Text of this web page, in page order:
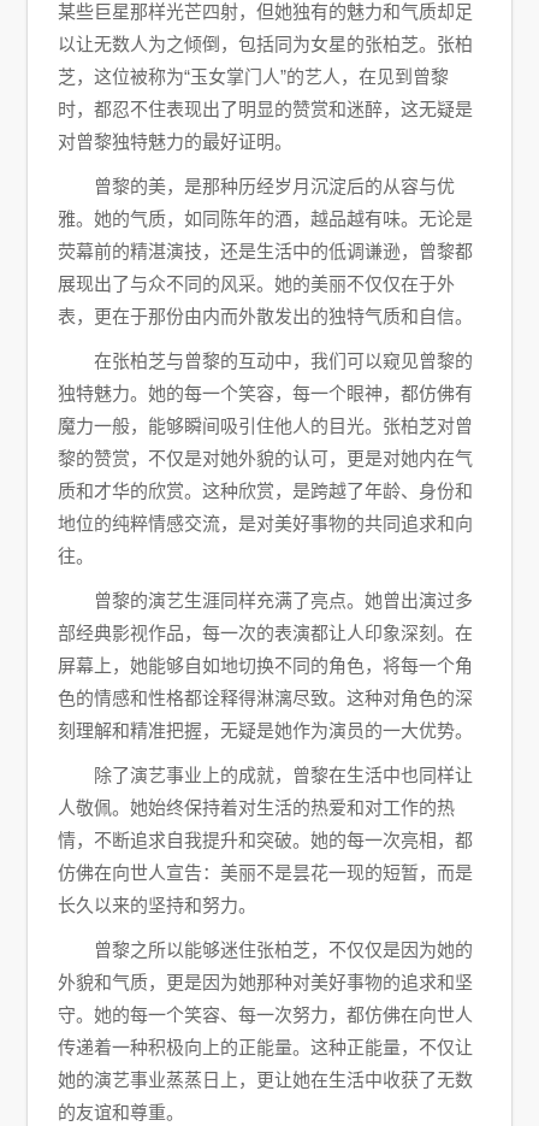
某些巨星那样光芒四射，但她独有的魅力和气质却足
以让无数人为之倾倒，包括同为女星的张柏芝。张柏
芝，这位被称为“玉女掌门人”的艺人，在见到曾黎
时，都忍不住表现出了明显的赞赏和迷醉，这无疑是
对曾黎独特魅力的最好证明。
曾黎的美，是那种历经岁月沉淀后的从容与优
雅。她的气质，如同陈年的酒，越品越有味。无论是
荧幕前的精湛演技，还是生活中的低调谦逊，曾黎都
展现出了与众不同的风采。她的美丽不仅仅在于外
表，更在于那份由内而外散发出的独特气质和自信。
在张柏芝与曾黎的互动中，我们可以窥见曾黎的
独特魅力。她的每一个笑容，每一个眼神，都仿佛有
魔力一般，能够瞬间吸引住他人的目光。张柏芝对曾
黎的赞赏，不仅是对她外貌的认可，更是对她内在气
质和才华的欣赏。这种欣赏，是跨越了年龄、身份和
地位的纯粹情感交流，是对美好事物的共同追求和向
往。
曾黎的演艺生涯同样充满了亮点。她曾出演过多
部经典影视作品，每一次的表演都让人印象深刻。在
屏幕上，她能够自如地切换不同的角色，将每一个角
色的情感和性格都诠释得淋漓尽致。这种对角色的深
刻理解和精准把握，无疑是她作为演员的一大优势。
除了演艺事业上的成就，曾黎在生活中也同样让
人敬佩。她始终保持着对生活的热爱和对工作的热
情，不断追求自我提升和突破。她的每一次亮相，都
仿佛在向世人宣告：美丽不是昙花一现的短暂，而是
长久以来的坚持和努力。
曾黎之所以能够迷住张柏芝，不仅仅是因为她的
外貌和气质，更是因为她那种对美好事物的追求和坚
守。她的每一个笑容、每一次努力，都仿佛在向世人
传递着一种积极向上的正能量。这种正能量，不仅让
她的演艺事业蒸蒸日上，更让她在生活中收获了无数
的友谊和尊重。